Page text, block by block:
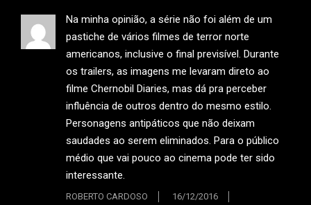
Na minha opinião, a série não foi além de um
pastiche de vários filmes de terror norte
americanos, inclusive o final previsível. Durante
os trailers, as imagens me levaram direto ao
filme Chernobil Diaries, mas dá pra perceber
influência de outros dentro do mesmo estilo.
Personagens antipáticos que não deixam
saudades ao serem eliminados. Para o público
médio que vai pouco ao cinema pode ter sido
interessante.
ROBERTO CARDOSO
16/12/2016